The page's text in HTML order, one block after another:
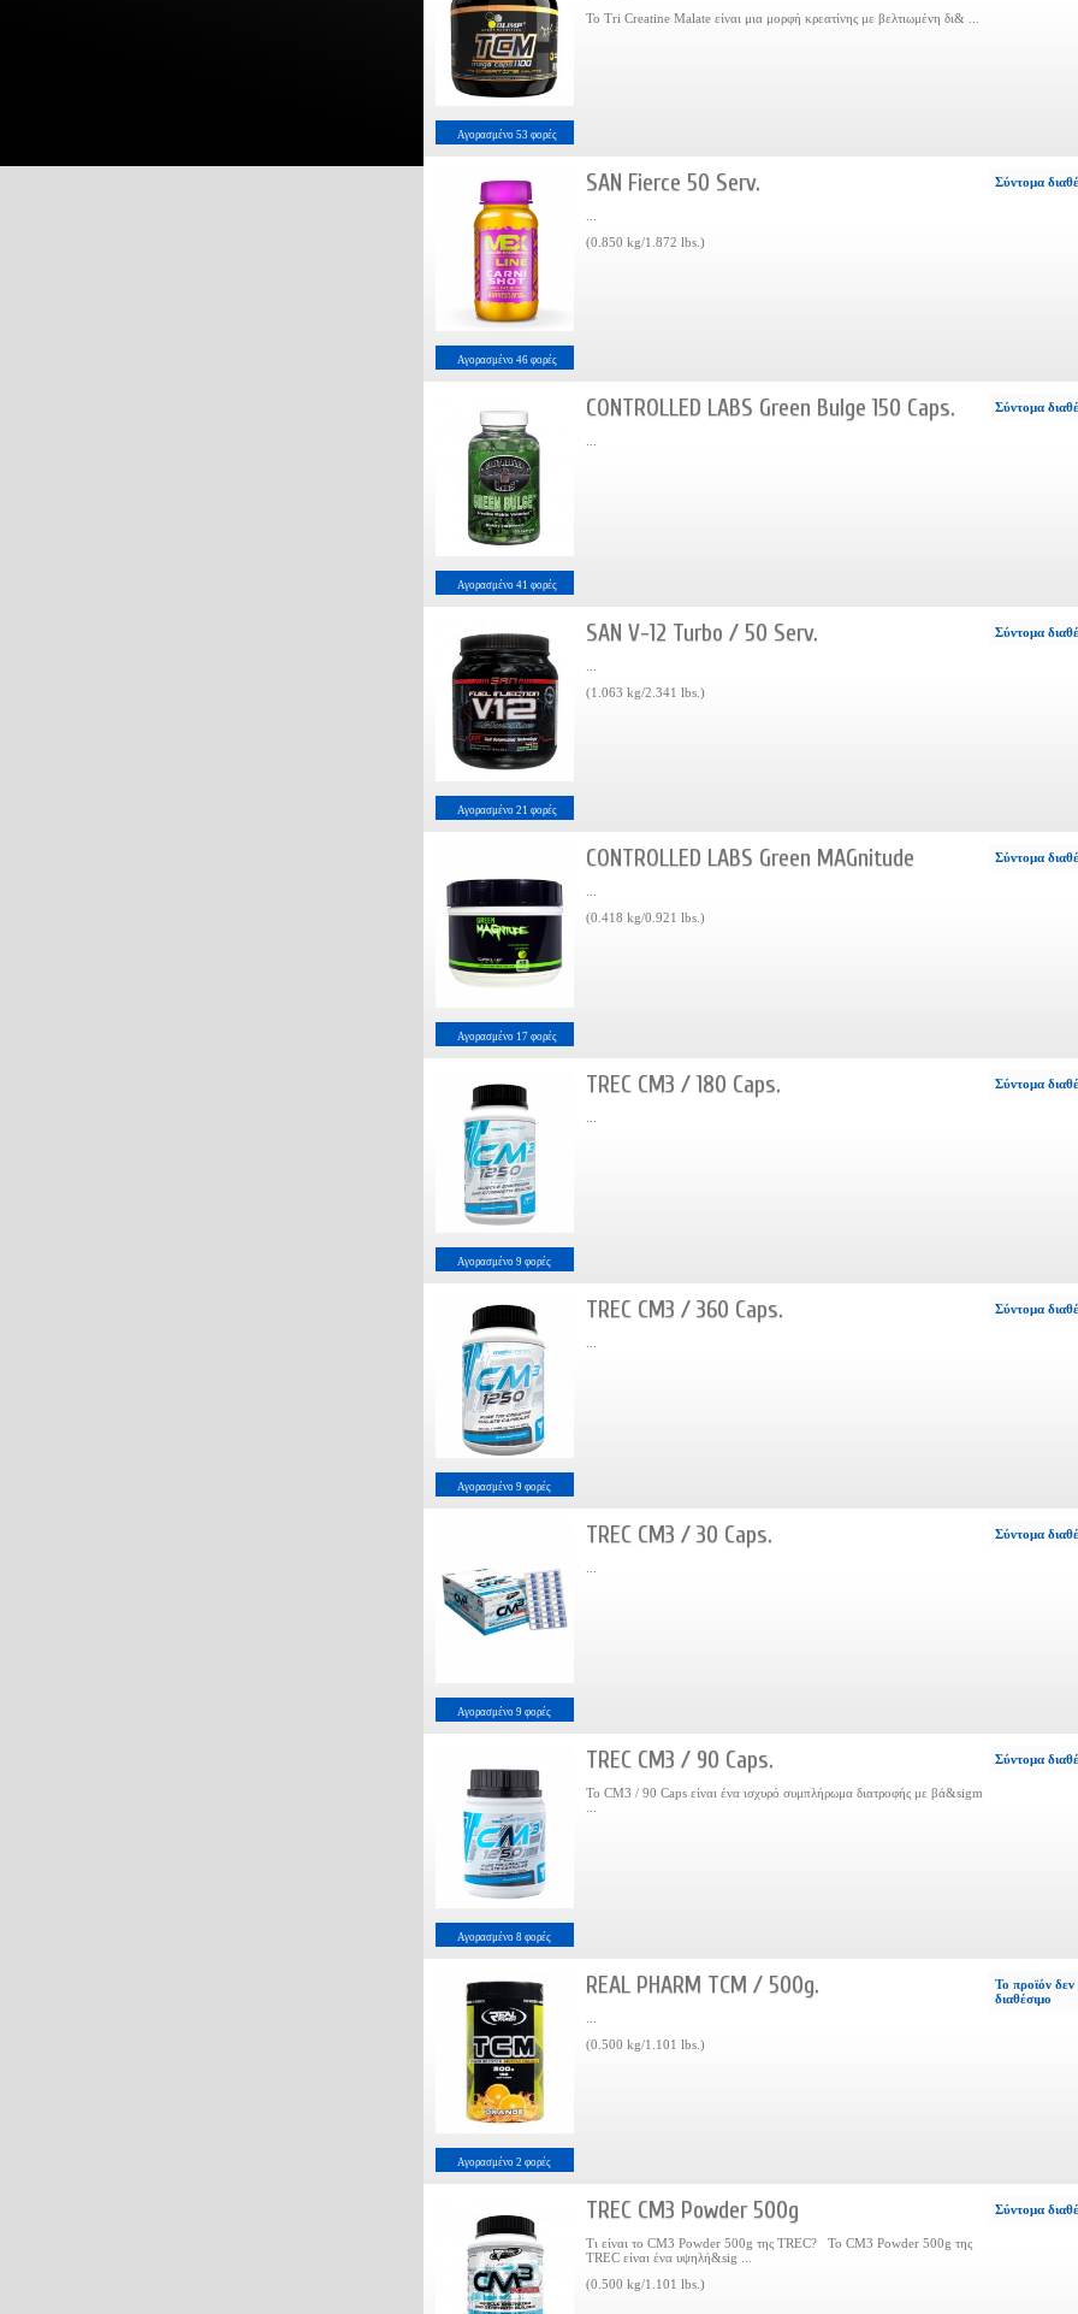
Αγορασμένο 53 φορές
Το Tri Creatine Malate είναι μια μορφή κρεατίνης με βελτιωμένη δι& ...
Αγορασμένο 46 φορές
SAN Fierce 50 Serv.
(0.850 kg/1.872 lbs.)
Σύντομα
Αγορασμένο 41 φορές
CONTROLLED LABS Green Bulge 150 Caps. Σύντομα
Αγορασμένο 21 φορές
SAN V-12 Turbo / 50 Serv.
(1.063 kg/2.341 lbs.)
Σύντομα
Αγορασμένο 17 φορές
CONTROLLED LABS Green MAGnitude
(0.418 kg/0.921 lbs.)
Σύντομα
Αγορασμένο 9 φορές
TREC CM3 / 180 Caps. Σύντομα
Αγορασμένο 9 φορές
TREC CM3 / 360 Caps. Σύντομα
Αγορασμένο 9 φορές
TREC CM3 / 30 Caps. Σύντομα
Αγορασμένο 8 φορές
TREC CM3 / 90 Caps.
Το CM3 / 90 Caps είναι ένα ισχυρό συμπλήρωμα διατροφής με βά&sigm
Σύντομα
Αγορασμένο 2 φορές
REAL PHARM TCM / 500g.
(0.500 kg/1.101 lbs.)
Το προϊόν δεν
διαθέσιμο
TREC CM3 Powder 500g
Τι είναι το CM3 Powder 500g της TREC? Το CM3 Powder 500g της
TREC είναι ένα υψηλή&sig ...
(0.500 kg/1.101 lbs.)
Σύντομα